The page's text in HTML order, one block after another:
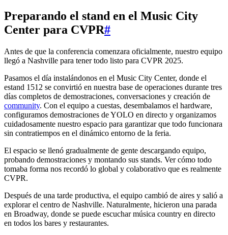
Preparando el stand en el Music City
Center para CVPR#
Antes de que la conferencia comenzara oficialmente, nuestro equipo
llegó a Nashville para tener todo listo para CVPR 2025.
Pasamos el día instalándonos en el Music City Center, donde el
estand 1512 se convirtió en nuestra base de operaciones durante tres
días completos de demostraciones, conversaciones y creación de
community. Con el equipo a cuestas, desembalamos el hardware,
configuramos demostraciones de YOLO en directo y organizamos
cuidadosamente nuestro espacio para garantizar que todo funcionara
sin contratiempos en el dinámico entorno de la feria.
El espacio se llenó gradualmente de gente descargando equipo,
probando demostraciones y montando sus stands. Ver cómo todo
tomaba forma nos recordó lo global y colaborativo que es realmente
CVPR.
Después de una tarde productiva, el equipo cambió de aires y salió a
explorar el centro de Nashville. Naturalmente, hicieron una parada
en Broadway, donde se puede escuchar música country en directo
en todos los bares y restaurantes.